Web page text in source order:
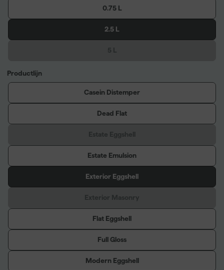
0.75 L
2.5 L
Productlijn
Casein Distemper
Dead Flat
Estate Emulsion
Exterior Eggshell
Flat Eggshell
Full Gloss
Modern Eggshell